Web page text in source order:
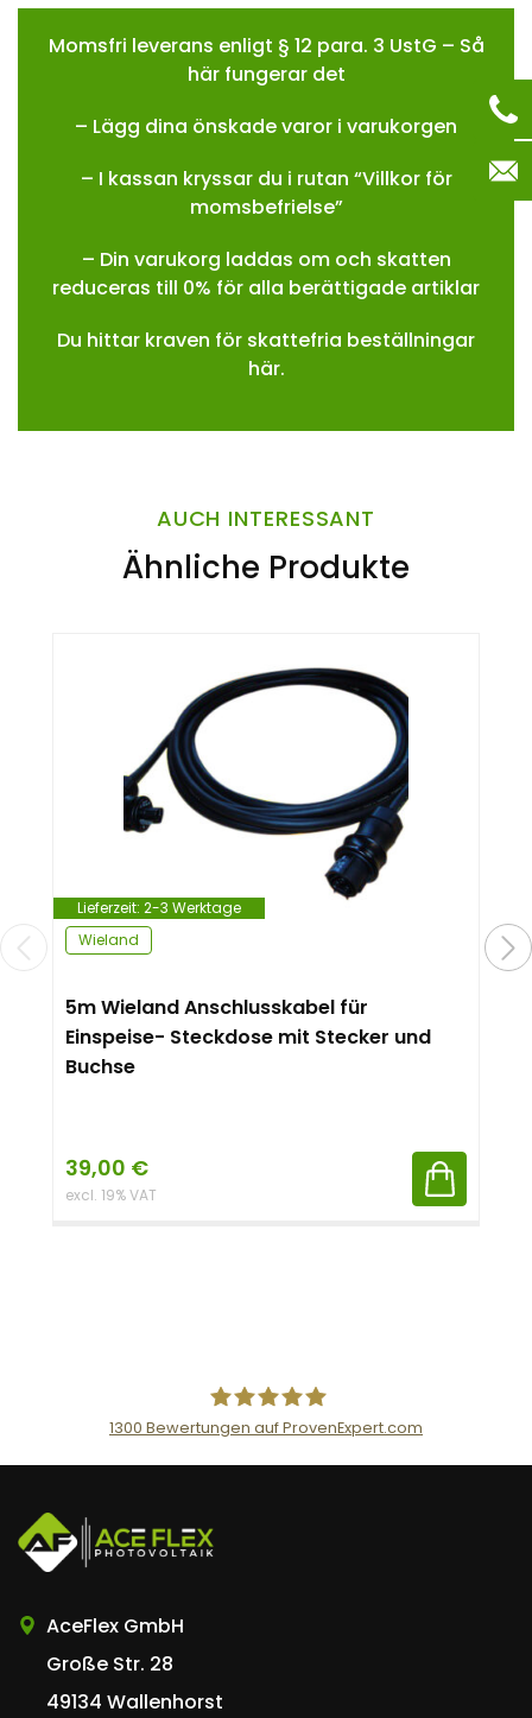
Momsfri leverans enligt § 12 para. 3 UstG – Så
här fungerar det
– Lägg dina önskade varor i varukorgen
– I kassan kryssar du i rutan “Villkor för
momsbefrielse”
– Din varukorg laddas om och skatten
reduceras till 0% för alla berättigade artiklar
Du hittar kraven för skattefria beställningar
här.
AUCH INTERESSANT
Ähnliche Produkte
Lieferzeit: 2-3 Werktage
Wieland
5m Wieland Anschlusskabel für
Einspeise- Steckdose mit Stecker und
Buchse
39,00 €
excl. 19% VAT
AceFlex GmbH
1300 Bewertungen auf ProvenExpert.com
AceFlex GmbH
Große Str. 28
49134 Wallenhorst